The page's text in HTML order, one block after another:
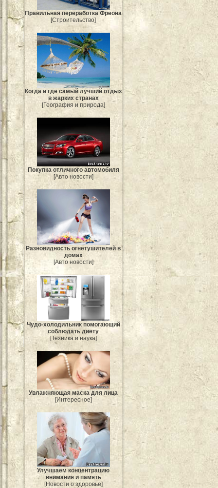
Правильная переработка Фреона
[Строительство]
Когда и где самый лучший отдых
в жарких странах
[География и природа]
Покупка отличного автомобиля
[Авто новости]
Разновидность огнетушителей в
домах
[Авто новости]
Чудо-холодильник помогающий
соблюдать диету
[Техника и наука]
Увлажняющая маска для лица
[Интересное]
Улучшаем концентрацию
внимания и память
[Новости о здоровье]